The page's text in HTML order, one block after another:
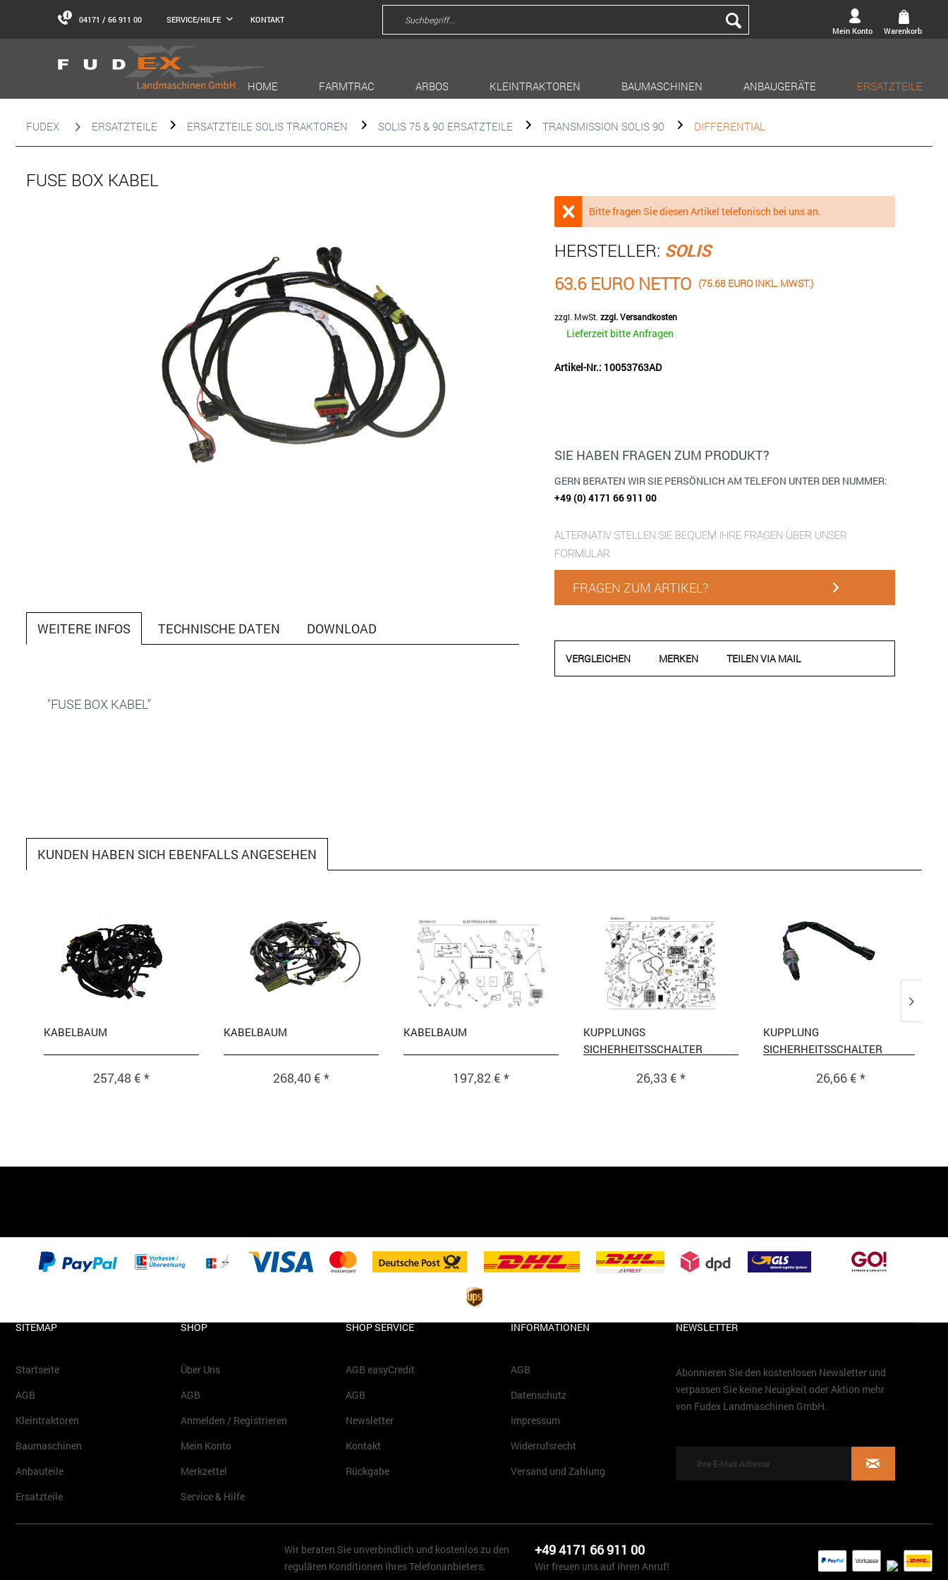
04171 / 66 911 00 SERVICE/HILFE
KONTAKT
Mein Konto
Warenkorb
HOME FARMTRAC ARBOS KLEINTRAKTOREN BAUMASCHINEN ANBAUGERÄTE ERSATZTEILE
FUDEX ERSATZTEILE ERSATZTEILE SOLIS TRAKTOREN SOLIS 75 & 90 ERSATZTEILE TRANSMISSION SOLIS 90 DIFFERENTIAL
FUSE BOX KABEL
Bitte fragen Sie diesen Artikel telefonisch bei uns an.
HERSTELLER: SOLIS
63.6 EURO NETTO (75.68 EURO INKL. MWST.)
zzgl. MwSt.zzgl. Versandkosten
Lieferzeit bitte Anfragen
Artikel-Nr.: 10053763AD
SIE HABEN FRAGEN ZUM PRODUKT?
GERN BERATEN WIR SIE PERSÖNLICH AM TELEFON UNTER DER NUMMER:
+49 (0) 4171 66 911 00
ALTERNATIV STELLEN SIE BEQUEM IHRE FRAGEN ÜBER UNSER
FORMULAR
FRAGEN ZUM ARTIKEL?
VERGLEICHEN MERKEN TEILEN VIA MAIL
WEITERE INFOS TECHNISCHE DATEN DOWNLOAD
"FUSE BOX KABEL"
KUNDEN HABEN SICH EBENFALLS ANGESEHEN
KABELBAUM
257,48 € *
KABELBAUM
268,40 € *
KABELBAUM
197,82 € *
KUPPLUNGS
SICHERHEITSSCHALTER
26,33 € *
KUPPLUNG
SICHERHEITSSCHALTER
26,66 € *
SITEMAP
Startseite
AGB
Kleintraktoren
Baumaschinen
Anbauteile
Ersatzteile
SHOP
Über Uns
AGB
Anmelden / Registrieren
Mein Konto
Merkzettel
Service & Hilfe
SHOP SERVICE
AGB easyCredit
AGB
Newsletter
Kontakt
Rückgabe
INFORMATIONEN
AGB
Datenschutz
Impressum
Widerrufsrecht
Versand und Zahlung
NEWSLETTER
Abonnieren Sie den kostenlosen Newsletter und
verpassen Sie keine Neuigkeit oder Aktion mehr
von Fudex Landmaschinen GmbH.
Wir beraten Sie unverbindlich und kostenlos zu den
regulären Konditionen Ihres Telefonanbieters.
+49 4171 66 911 00
Wir freuen uns auf Ihren Anruf!